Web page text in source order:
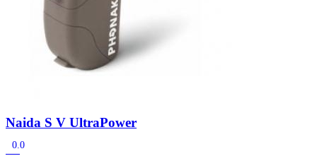
Naida S V UltraPower
0.0